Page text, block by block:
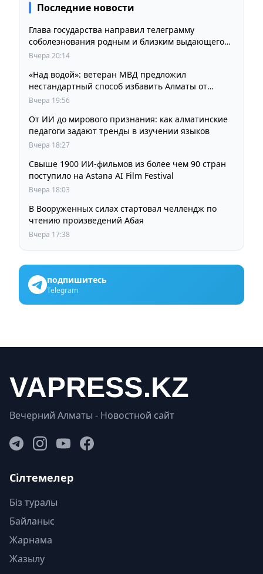
Последние новости
Глава государства направил телеграмму
соболезнования родным и близким выдающегося
кинорежиссера Ардака Амиркулова
Вчера 20:14
«Над водой»: ветеран МВД предложил
нестандартный способ избавить Алматы от
пробок и смога
Вчера 19:56
От ИИ до мирового признания: как алматинские
педагоги задают тренды в изучении языков
Вчера 18:27
Свыше 1900 ИИ-фильмов из более чем 90 стран
поступило на Astana AI Film Festival
Вчера 18:03
В Вооруженных силах стартовал челлендж по
чтению произведений Абая
Вчера 17:38
подпишитесь
Telegram
Вечерний Алматы - Новостной сайт
Сілтемелер
Біз туралы
Байланыс
Жарнама
Жазылу